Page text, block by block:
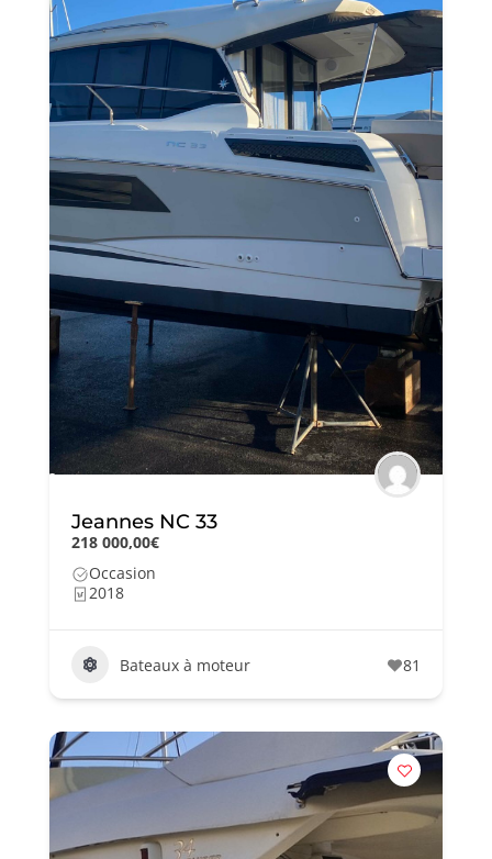
Jeannes NC 33
218 000,00€
Occasion
2018
Bateaux à moteur 81